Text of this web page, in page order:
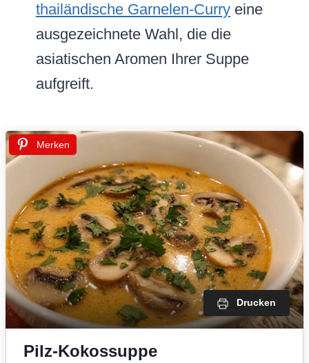
thailändische Garnelen-Curry eine
ausgezeichnete Wahl, die die
asiatischen Aromen Ihrer Suppe
aufgreift.
Merken
Drucken
Pilz-Kokossuppe